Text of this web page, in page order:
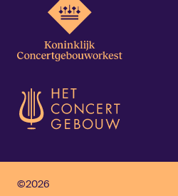
©2026